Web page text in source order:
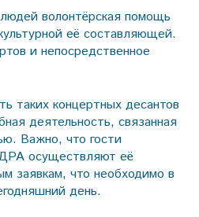
волонтёрская помощь
её составляющей.
и непосредственное
таких концертных десантов
деятельность, связанная
Важно, что гости
осуществляют её
заявкам, что необходимо в
день.